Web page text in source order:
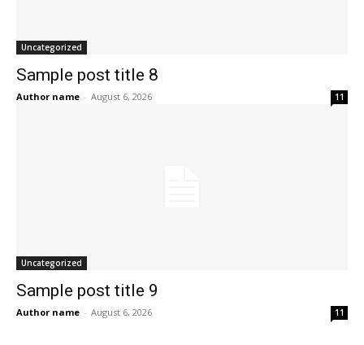
Uncategorized
Sample post title 8
Author name - August 6, 2026 11
Uncategorized
Sample post title 9
Author name - August 6, 2026 11